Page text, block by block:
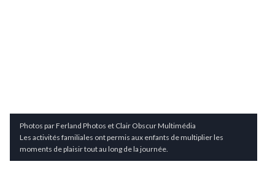
Photos par Ferland Photos et Clair Obscur Multimédia
Les activités familiales ont permis aux enfants de multiplier les
moments de plaisir tout au long de la journée.